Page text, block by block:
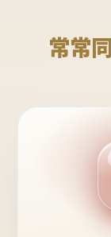
常常